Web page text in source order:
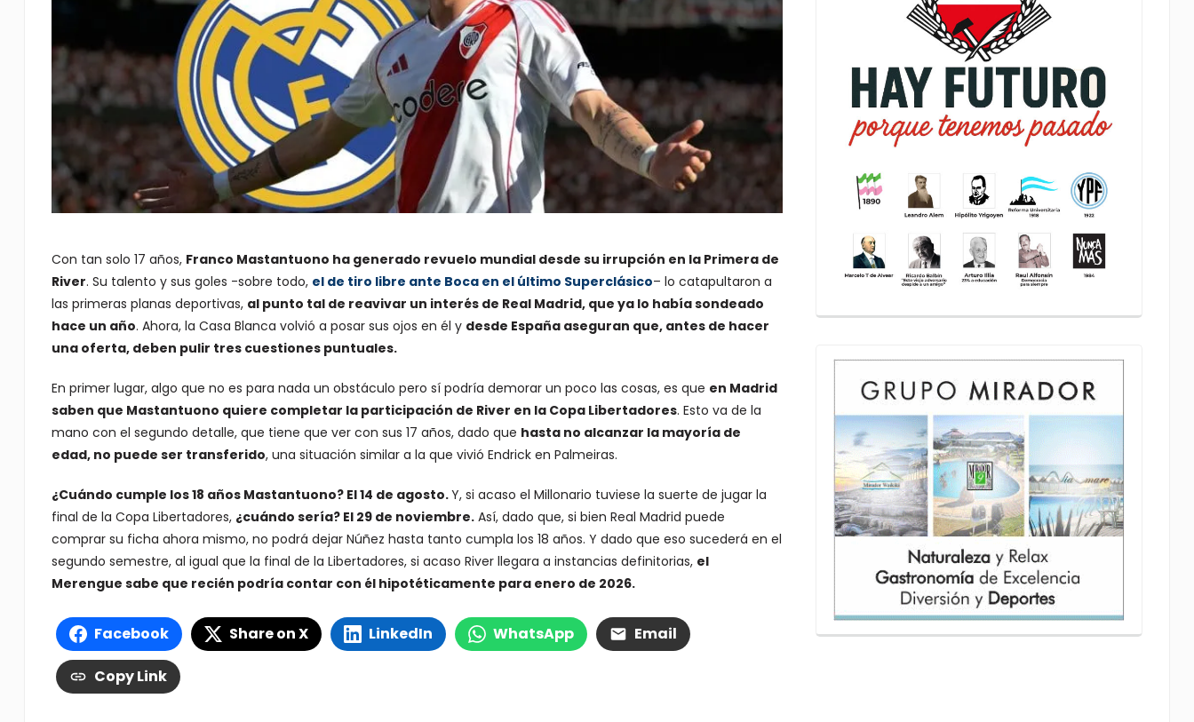
Con tan solo 17 años, Franco Mastantuono ha generado revuelo mundial desde su irrupción en la Primera de
River. Su talento y sus goles -sobre todo, el de tiro libre ante Boca en el último Superclásico– lo catapultaron a
las primeras planas deportivas, al punto tal de reavivar un interés de Real Madrid, que ya lo había sondeado
hace un año. Ahora, la Casa Blanca volvió a posar sus ojos en él y desde España aseguran que, antes de hacer
una oferta, deben pulir tres cuestiones puntuales.
En primer lugar, algo que no es para nada un obstáculo pero sí podría demorar un poco las cosas, es que en Madrid
saben que Mastantuono quiere completar la participación de River en la Copa Libertadores. Esto va de la
mano con el segundo detalle, que tiene que ver con sus 17 años, dado que hasta no alcanzar la mayoría de
edad, no puede ser transferido, una situación similar a la que vivió Endrick en Palmeiras.
¿Cuándo cumple los 18 años Mastantuono? El 14 de agosto.Y, si acaso el Millonario tuviese la suerte de jugar la
final de la Copa Libertadores, ¿cuándo sería? El 29 de noviembre.Así, dado que, si bien Real Madrid puede
comprar su ficha ahora mismo, no podrá dejar Núñez hasta tanto cumpla los 18 años. Y dado que eso sucederá en el
segundo semestre, al igual que la final de la Libertadores, si acaso River llegara a instancias definitorias, el
Merengue sabe que recién podría contar con él hipotéticamente para enero de 2026.
Facebook Share on X LinkedIn WhatsApp Email
Copy Link